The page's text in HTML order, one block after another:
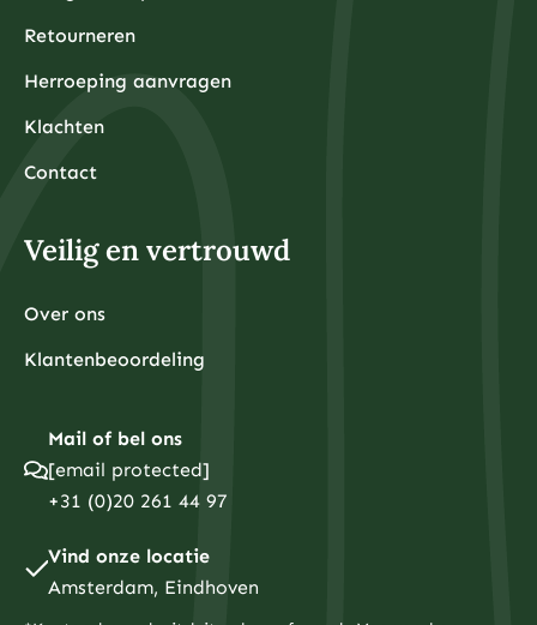
Retourneren
Herroeping aanvragen
Klachten
Contact
Veilig en vertrouwd
Over ons
Klantenbeoordeling
Mail of bel ons
[email protected]
+31 (0)20 261 44 97
Vind onze locatie
Amsterdam, Eindhoven